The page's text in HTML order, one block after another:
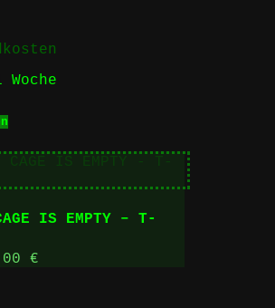
werden
Woche
Produkt
mehrere
auf.
Optionen
auf
IS EMPTY – T-
€